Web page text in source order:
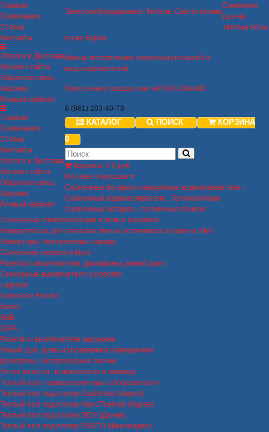
Главная
О компании
Статьи
Контакты
Оплата и Доставка
Звонок с сайта
Обратная связь
Корзина
Личный кабинет
Главная
О компании
Статьи
Контакты
Оплата и Доставка
Звонок с сайта
Обратная связь
Корзина
Личный кабинет
Электрооборудование. Кабель. Светотехника
Снижение
цен на
теплые полы
пр-ва Кореи
Новые поступления солнечных панелей и
водонагревателей.
Пополнение склада плитой ПЗК 240х480
8 (861) 203-40-78
КАТАЛОГ ПОИСК
КОРЗИНА
0
Корзина: 0 0 руб
Интернет-магазин
Солнечные батареи и вакуумные водонагреватели
Солнечные водонагреватели , Гелиосистемы
Солнечные батареи - солнечные панели
Солнечные электростанции готовые решения
Аккумуляторы для альтернативных источников энергии и ИБП
Инверторы / контроллеры заряда
Солнечная энергия в быту
Розетки и выключатели, домофоны, умный дом
Сенсорные выключатели и розетки
Legrand
Schneider Electric
Simon
ABB
GIRA
Розетки и выключатели наружние
Умный дом, пульты управления освещением
Домофоны, беспроводные звонки
Ретро розетки , выключатели и провода
Теплый пол, терморегуляторы, обогреватели
Теплый пол под плитку SouthHeat (Корея)
Теплый пол под плитку NanoThermal (Корея)
Теплый пол под плитку DEVI (Дания)
Теплый пол под плитку ENSTO (Финляндия)